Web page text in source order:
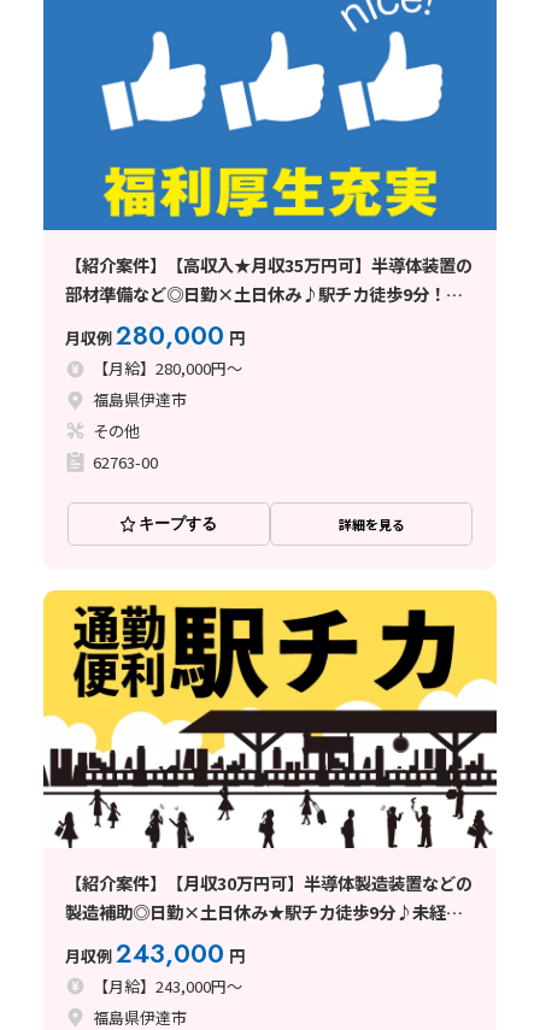
【紹介案件】【高収入★月収35万円可】半導体装置の
部材準備など◎日勤×土日休み♪駅チカ徒歩9分！空
月収例280,000 円
【月給】280,000円～
福島県伊達市
その他
62763-00
キープする 詳細を見る
【紹介案件】【月収30万円可】半導体製造装置などの
製造補助◎日勤×土日休み★駅チカ徒歩9分♪未経験
月収例243,000 円
【月給】243,000円～
福島県伊達市